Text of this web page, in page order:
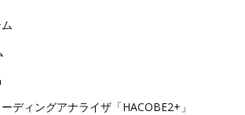
ディングアナライザ「HACOBE2+」